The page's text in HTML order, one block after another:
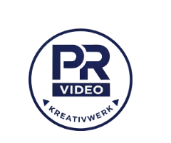
springen